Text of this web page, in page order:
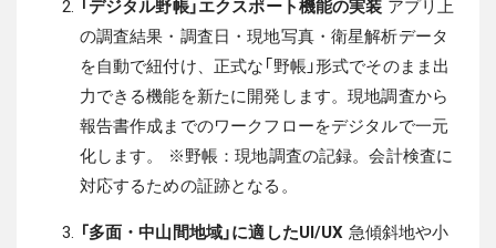
「デジタル野帳」エクスポート機能の実装 アプリ上
の調査結果・調査日・現地写真・衛星解析データ
を自動で紐付け、正式な「野帳」形式でそのまま出
力できる機能を新たに開発します。現地調査から
報告書作成までのワークフローをデジタルで一元
化します。
※野帳：現地調査の記録。会計検査に
対応するための証跡となる。
「多面・中山間地域」に適したUI/UX 急傾斜地や小